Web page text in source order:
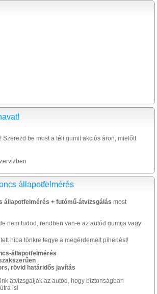
Szerezd be most a téli gumit akciós áron, mielőtt
állapotfelmérés
állapotfelmérés + futómű-átvizsgálás most
nem tudod, rendben van-e az autód gumija vagy
hiba tönkre tegye a megérdemelt pihenést!
állapotfelmérés
rövid határidős javítás
átvizsgálják az autód, hogy biztonságban
is!